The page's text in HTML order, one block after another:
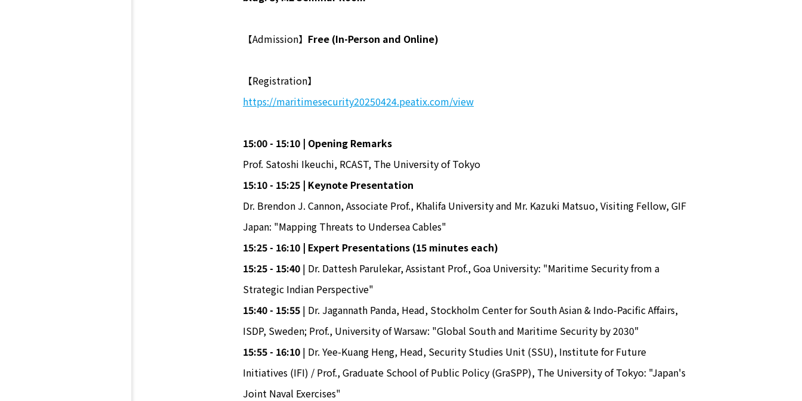
【Admission】 Free (In-Person and Online)
【Registration】
https://maritimesecurity20250424.peatix.com/view
15:00 - 15:10 | Opening Remarks
Prof. Satoshi Ikeuchi, RCAST, The University of Tokyo
15:10 - 15:25 | Keynote Presentation
Dr. Brendon J. Cannon, Associate Prof., Khalifa University and Mr. Kazuki Matsuo, Visiting Fellow, GIF
Japan: "Mapping Threats to Undersea Cables"
15:25 - 16:10 | Expert Presentations (15 minutes each)
15:25 - 15:40 | Dr. Dattesh Parulekar, Assistant Prof., Goa University: "Maritime Security from a
Strategic Indian Perspective"
15:40 - 15:55 | Dr. Jagannath Panda, Head, Stockholm Center for South Asian & Indo-Pacific Affairs,
ISDP, Sweden; Prof., University of Warsaw: "Global South and Maritime Security by 2030"
15:55 - 16:10 | Dr. Yee-Kuang Heng, Head, Security Studies Unit (SSU), Institute for Future
Initiatives (IFI) / Prof., Graduate School of Public Policy (GraSPP), The University of Tokyo: "Japan's
Joint Naval Exercises"